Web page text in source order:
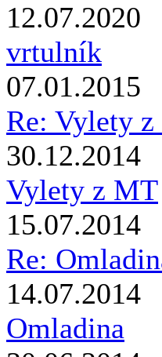
12.07.2020
vrtulník
07.01.2015
Re: Vylety
30.12.2014
Vylety z MT
15.07.2014
Re:
14.07.2014
Omladina